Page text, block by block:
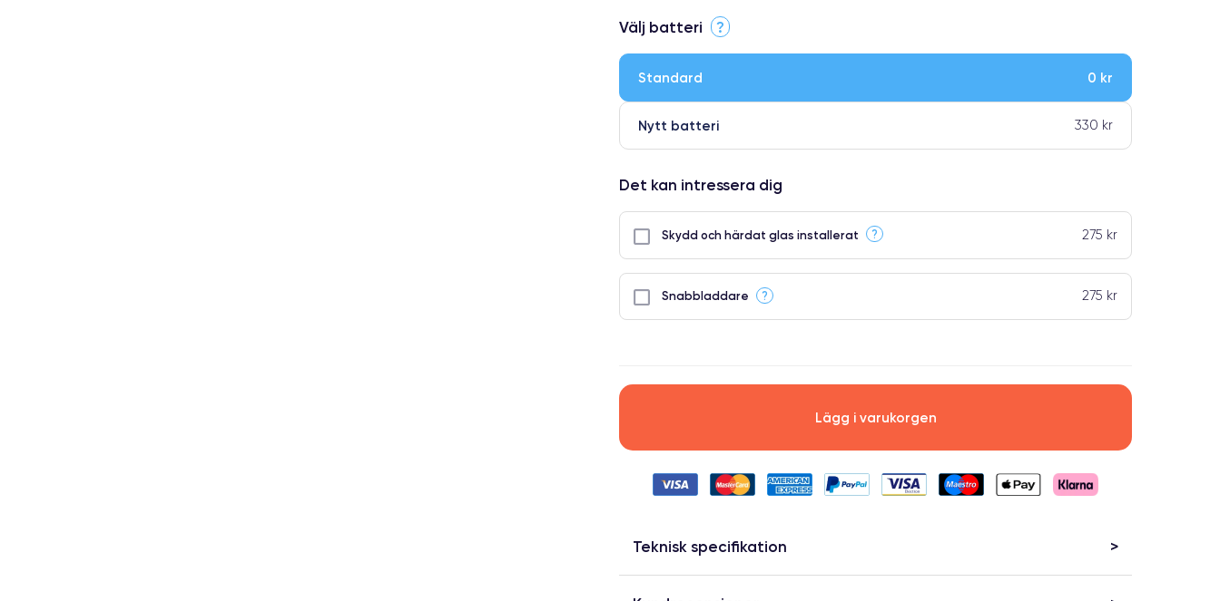
⭐ Premium
Välj batteri ?
Standard 0 kr
Nytt batteri 330 kr
Det kan intressera dig
Skydd och härdat glas installerat ? 275 kr
Snabbladdare ? 275 kr
Lägg i varukorgen
Teknisk specifikation